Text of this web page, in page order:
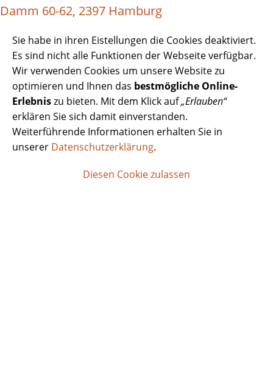
Damm 60-62, 2397 Hamburg
Sie habe in ihren Eistellungen die Cookies deaktiviert.
Es sind nicht alle Funktionen der Webseite verfügbar.
Wir verwenden Cookies um unsere Website zu
optimieren und Ihnen das bestmögliche Online-
Erlebniszu bieten. Mit dem Klick auf„Erlauben“
erklären Sie sich damit einverstanden.
Weiterführende Informationen erhalten Sie in
unserer Datenschutzerklärung.
Diesen Cookie zulassen